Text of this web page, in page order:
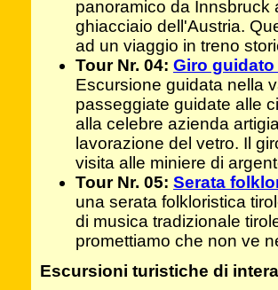
panoramico da Innsbruck
ghiacciaio dell'Austria.
ad un viaggio in treno
Tour Nr. 04: Giro guidato
Escursione guidata nella
passeggiate guidate alle
alla celebre azienda
lavorazione del vetro. Il
visita alle miniere di
Tour Nr. 05: Serata
una serata folkloristica
di musica tradizionale
promettiamo che non ve
Escursioni turistiche di